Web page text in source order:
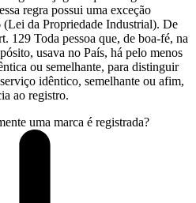
regra possui uma exceção
da Propriedade Industrial). De
129 Toda pessoa que, de boa-fé, na
usava no País, há pelo menos
ou semelhante, para distinguir
idêntico, semelhante ou afim,
ao registro.
uma marca é registrada?